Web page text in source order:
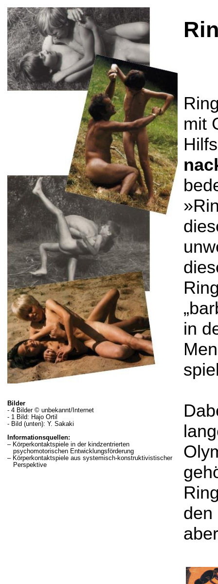
Bilder
- 4 Bilder © unbekannt/Internet
- 1 Bild: Hajo Ortil
- Bild (unten): Y. Sakaki
Informationsquellen:
– Körperkontaktspiele in der kindzentrierten
psychomotorischen Entwicklungsförderung
– Körperkontaktspiele aus systemisch-konstruktivistischer
Perspektive
mit
in
den